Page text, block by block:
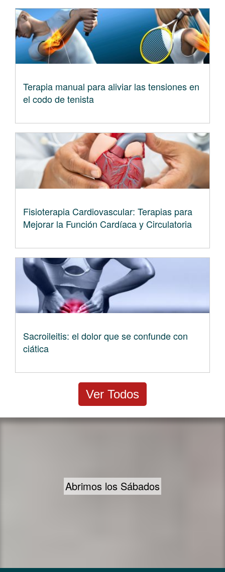
Terapia manual para aliviar las tensiones en
el codo de tenista
Fisioterapia Cardiovascular: Terapias para
Mejorar la Función Cardíaca y Circulatoria
Sacroileitis: el dolor que se confunde con
ciática
Ver Todos
Amplios horarios y disponibilidad